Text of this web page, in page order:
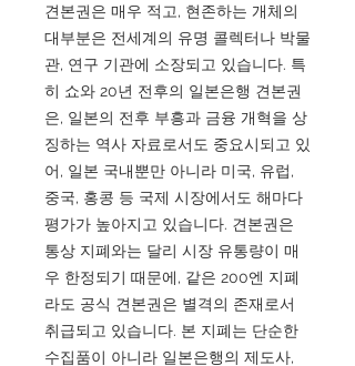
견본권은 매우 적고, 현존하는 개체의
대부분은 전세계의 유명 콜렉터나 박물
관, 연구 기관에 소장되고 있습니다. 특
히 쇼와 20년 전후의 일본은행 견본권
은, 일본의 전후 부흥과 금융 개혁을 상
징하는 역사 자료로서도 중요시되고 있
어, 일본 국내뿐만 아니라 미국, 유럽,
중국, 홍콩 등 국제 시장에서도 해마다
평가가 높아지고 있습니다. 견본권은
통상 지폐와는 달리 시장 유통량이 매
우 한정되기 때문에, 같은 200엔 지폐
라도 공식 견본권은 별격의 존재로서
취급되고 있습니다. 본 지폐는 단순한
수집품이 아니라 일본은행의 제도사,